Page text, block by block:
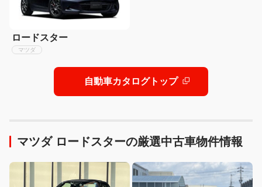
ロードスター
マツダ
自動車カタログトップ
マツダ ロードスターの厳選中古車物件情報